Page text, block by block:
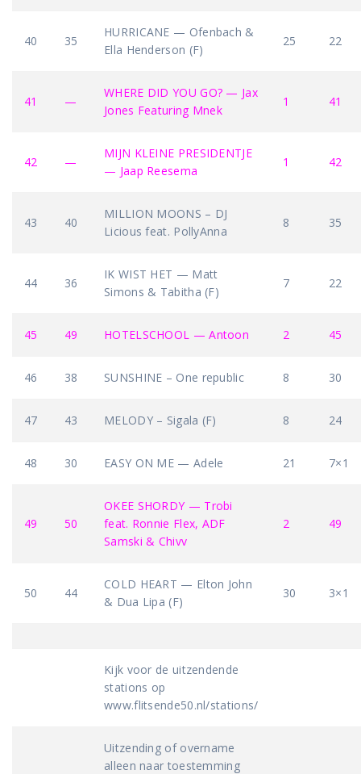
40 35
HURRICANE — Ofenbach &
Ella Henderson (F)
25 22
41 —
WHERE DID YOU GO? — Jax
Jones Featuring Mnek
1 41
42 —
MIJN KLEINE PRESIDENTJE
— Jaap Reesema
1 42
43 40
MILLION MOONS – DJ
Licious feat. PollyAnna
8 35
44 36
IK WIST HET — Matt
Simons & Tabitha (F)
7 22
45 49 HOTELSCHOOL — Antoon 2 45
46 38 SUNSHINE – One republic 8 30
47 43 MELODY – Sigala (F) 8 24
48 30 EASY ON ME — Adele 21 7×1
49 50
OKEE SHORDY — Trobi
feat. Ronnie Flex, ADF
Samski & Chivv
2 49
50 44
COLD HEART — Elton John
& Dua Lipa (F)
30 3×1
Kijk voor de uitzendende
stations op
www.flitsende50.nl/stations/
Uitzending of overname
alleen naar toestemming